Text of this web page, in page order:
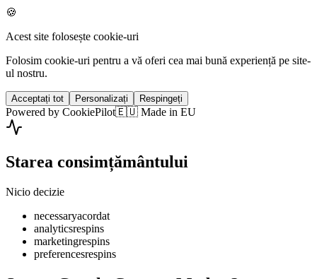
🍪
Acest site folosește cookie-uri
Folosim cookie-uri pentru a vă oferi cea mai bună experiență pe site-
ul nostru.
Acceptați tot Personalizați Respingeți
Powered by CookiePilot🇪🇺 Made in EU
Starea consimțământului
Nicio decizie
necessaryacordat
analyticsrespins
marketingrespins
preferencesrespins